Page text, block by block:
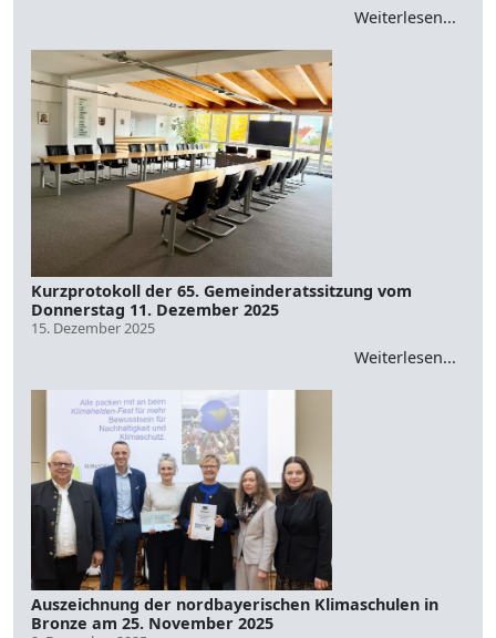
Weiterlesen...
Kurzprotokoll der 65. Gemeinderatssitzung vom
Donnerstag 11. Dezember 2025
15. Dezember 2025
Weiterlesen...
Auszeichnung der nordbayerischen Klimaschulen in
Bronze am 25. November 2025